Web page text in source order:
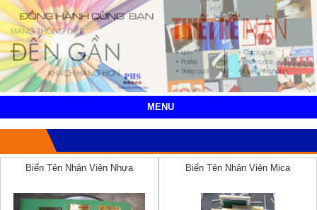
MENU
Biển Tên Nhân Viên Nhựa Biển Tên Nhân Viên Mica